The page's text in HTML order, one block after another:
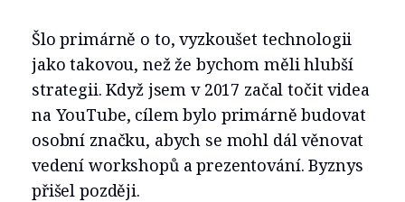
Šlo primárně o to, vyzkoušet technologii
jako takovou, než že bychom měli hlubší
strategii. Když jsem v 2017 začal točit videa
na YouTube, cílem bylo primárně budovat
osobní značku, abych se mohl dál věnovat
vedení workshopů a prezentování. Byznys
přišel později.